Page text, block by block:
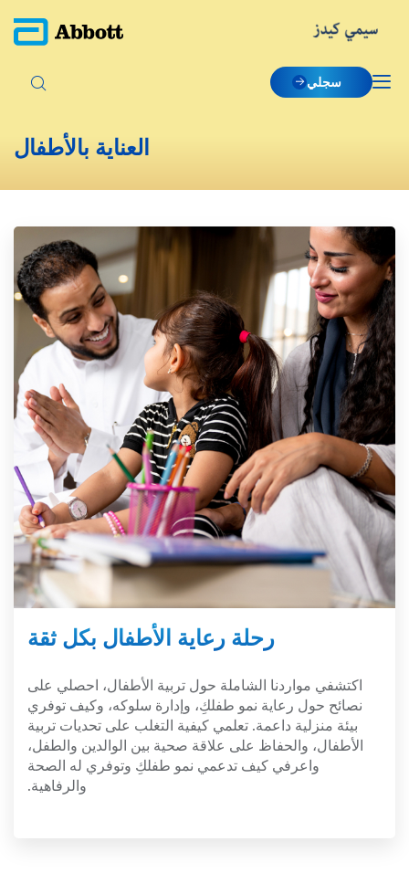
سجلي
العناية بالأطفال
رحلة رعاية الأطفال بكل ثقة
اكتشفي مواردنا الشاملة حول تربية الأطفال، احصلي على
نصائح حول رعاية نمو طفلكِ، وإدارة سلوكه، وكيف توفري
بيئة منزلية داعمة. تعلمي كيفية التغلب على تحديات تربية
الأطفال، والحفاظ على علاقة صحية بين الوالدين والطفل،
واعرفي كيف تدعمي نمو طفلكِ وتوفري له الصحة
والرفاهية.